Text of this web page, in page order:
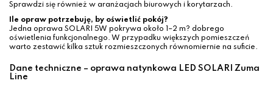
Sprawdzi się również w aranżacjach biurowych i korytarzach.
Ile opraw potrzebuję, by oświetlić pokój?
Jedna oprawa SOLARI 5W pokrywa około 1–2 m? dobrego
oświetlenia funkcjonalnego. W przypadku większych pomieszczeń
warto zestawić kilka sztuk rozmieszczonych równomiernie na suficie.
Dane techniczne – oprawa natynkowa LED SOLARI Zuma
Line